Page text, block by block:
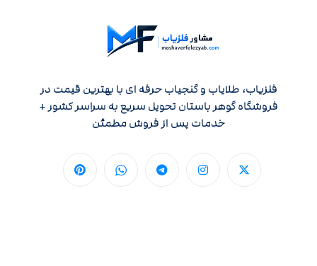
فلزیاب، طلایاب و گنجیاب حرفه ای با بهترین قیمت در
فروشگاه گوهر باستان تحویل سریع به سراسر کشور +
خدمات پس از فروش مطمئن